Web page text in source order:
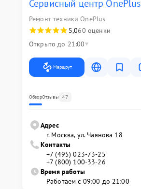
Сервисный центр OnePlus
Ремонт техники OnePlus
5,060 оценки
Открыто до 21:00
Маршрут
ОбзорОтзывы 47
Адрес
г. Москва, ул. Чаянова 18
Контакты
+7 (495) 023-73-25
+7 (800) 100-33-26
Время работы
Работаем с 09:00 до 21:00